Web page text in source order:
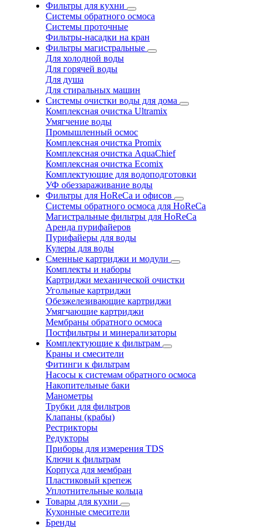
Фильтры для кухни
Системы обратного осмоса
Системы проточные
Фильтры-насадки на кран
Фильтры магистральные
Для холодной воды
Для горячей воды
Для душа
Для стиральных машин
Системы очистки воды для дома
Комплексная очистка Ultramix
Умягчение воды
Промышленный осмос
Комплексная очистка Promix
Комплексная очистка AquaChief
Комплексная очистка Ecomix
Комплектующие для водоподготовки
УФ обеззараживание воды
Фильтры для HoReCa и офисов
Системы обратного осмоса для HoReCa
Магистральные фильтры для HoReCa
Аренда пурифайеров
Пурифайеры для воды
Кулеры для воды
Сменные картриджи и модули
Комплекты и наборы
Картриджи механической очистки
Угольные картриджи
Обезжелезивающие картриджи
Умягчающие картриджи
Мембраны обратного осмоса
Постфильтры и минерализаторы
Комплектующие к фильтрам
Краны и смесители
Фитинги к фильтрам
Насосы к системам обратного осмоса
Накопительные баки
Манометры
Трубки для фильтров
Клапаны (крабы)
Рестрикторы
Редукторы
Приборы для измерения TDS
Ключи к фильтрам
Корпуса для мембран
Пластиковый крепеж
Уплотнительные кольца
Товары для кухни
Кухонные смесители
Бренды